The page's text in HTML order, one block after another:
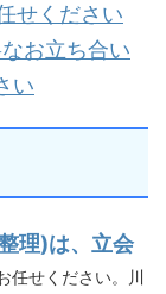
せください
お立ち合い
い
理)は、立会
任せください。川